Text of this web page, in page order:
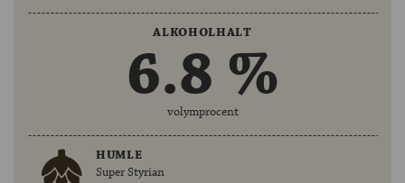
ALKOHOLHALT
6.8 %
volymprocent
HUMLE
Super Styrian